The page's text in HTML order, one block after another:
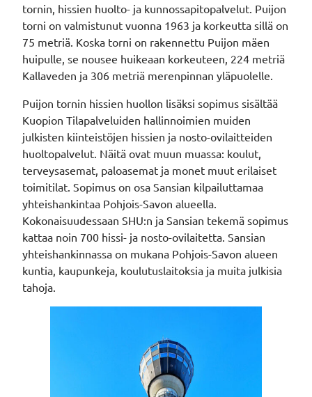
tornin, hissien huolto- ja kunnossapitopalvelut. Puijon
torni on valmistunut vuonna 1963 ja korkeutta sillä on
75 metriä. Koska torni on rakennettu Puijon mäen
huipulle, se nousee huikeaan korkeuteen, 224 metriä
Kallaveden ja 306 metriä merenpinnan yläpuolelle.
Puijon tornin hissien huollon lisäksi sopimus sisältää
Kuopion Tilapalveluiden hallinnoimien muiden
julkisten kiinteistöjen hissien ja nosto-ovilaitteiden
huoltopalvelut. Näitä ovat muun muassa: koulut,
terveysasemat, paloasemat ja monet muut erilaiset
toimitilat. Sopimus on osa Sansian kilpailuttamaa
yhteishankintaa Pohjois-Savon alueella.
Kokonaisuudessaan SHU:n ja Sansian tekemä sopimus
kattaa noin 700 hissi- ja nosto-ovilaitetta. Sansian
yhteishankinnassa on mukana Pohjois-Savon alueen
kuntia, kaupunkeja, koulutuslaitoksia ja muita julkisia
tahoja.